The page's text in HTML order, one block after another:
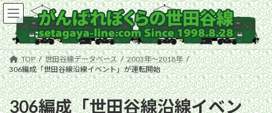
コ
ン
テ
ン
ツ
へ
ス
キ
ッ
ナ
ビ
ゲ
ー
シ
ョ
ン
に
移
TOP 世田谷線データベース
2003年〜2018年
306編成「世田谷線沿線イベント」が運転開始
306編成「世田谷線沿線イベン